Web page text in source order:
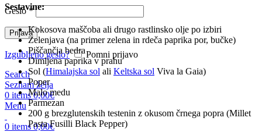
Geslo*
Prijava
Izgubljeno geslo?
Pomni prijavo
Search
Seznam želja
0 items 0,00€
Menu
0 items 0,00€
Sestavine:
Kokosova maščoba ali drugo rastlinsko olje po izbiri
Zelenjava (na primer zelena in rdeča paprika por, bučke)
Piščančja bedra
Dimljena paprika v prahu
Sol (Himalajska sol ali Keltska sol Viva la Gaia)
Poper
Malo medu
Parmezan
200 g brezglutenskih testenin z okusom črnega popra (Millet
Pasta Fusilli Black Pepper)